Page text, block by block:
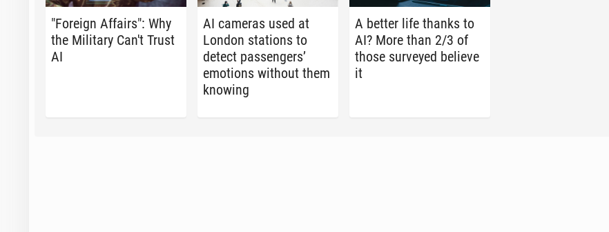
"Foreign Affairs": Why
the Mil­i­tary Can't Trust
AI
AI cameras used at
London sta­tions to
detect pas­sen­gers’
emo­tions without them
knowing
A better life thanks to
AI? More than 2/3 of
those sur­veyed believe
it